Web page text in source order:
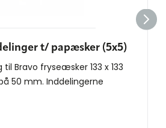
t/ papæsker (5x5)
Bravo fryseæsker 133 x 133
50 mm. Inddelingerne